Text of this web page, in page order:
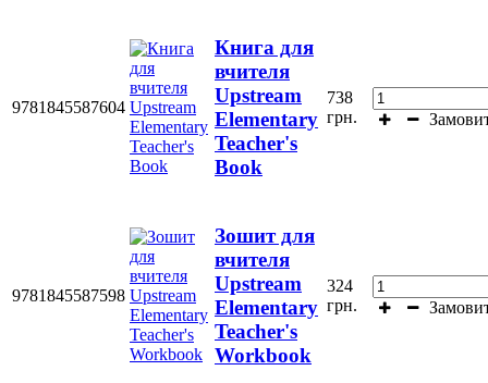
9781845587604
Книга для
вчителя
Upstream
Elementary
Teacher's
Book
738
грн.
9781845587598
Зошит для
вчителя
Upstream
Elementary
Teacher's
Workbook
324
грн.